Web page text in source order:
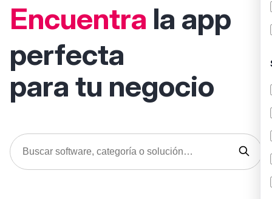
Encuentra la app
perfecta
para tu negocio